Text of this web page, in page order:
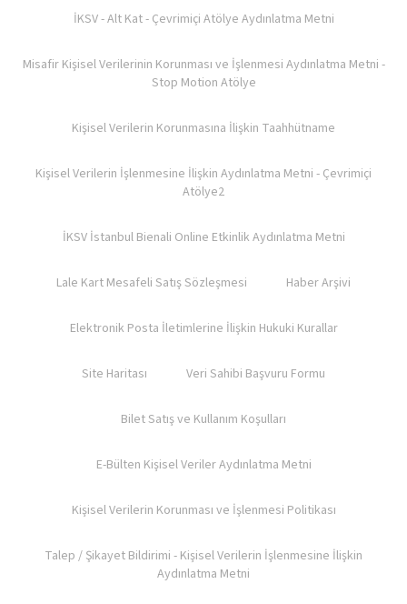
İKSV - Alt Kat - Çevrimiçi Atölye Aydınlatma Metni
Misafir Kişisel Verilerinin Korunması ve İşlenmesi Aydınlatma Metni -
Stop Motion Atölye
Kişisel Verilerin Korunmasına İlişkin Taahhütname
Kişisel Verilerin İşlenmesine İlişkin Aydınlatma Metni - Çevrimiçi
Atölye2
İKSV İstanbul Bienali Online Etkinlik Aydınlatma Metni
Lale Kart Mesafeli Satış Sözleşmesi Haber Arşivi
Elektronik Posta İletimlerine İlişkin Hukuki Kurallar
Site Haritası Veri Sahibi Başvuru Formu
Bilet Satış ve Kullanım Koşulları​
E-Bülten Kişisel Veriler Aydınlatma Metni
Kişisel Verilerin Korunması ve İşlenmesi Politikası
Talep / Şikayet Bildirimi - Kişisel Verilerin İşlenmesine İlişkin
Aydınlatma Metni